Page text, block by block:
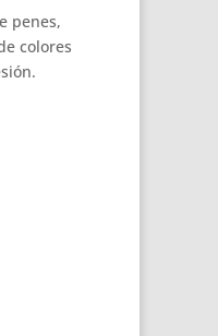
penes,
colores